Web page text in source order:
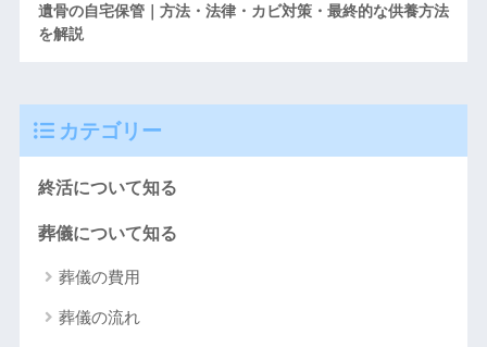
遺骨の自宅保管｜方法・法律・カビ対策・最終的な供養方法
を解説
カテゴリー
終活について知る
葬儀について知る
葬儀の費用
葬儀の流れ